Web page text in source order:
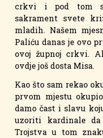
crkvi i pod tom
sakrament svete
mladih. Našem
Paliću danas je ovo
ovoj župnoj crkvi.
ovdje još dosta Misa.
Kao što sam rekao
prvom mjestu
damo čast i slavu
uzoriti kardinale
Trojstva u tom